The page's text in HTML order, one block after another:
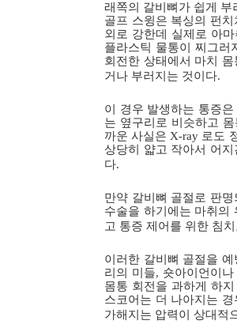
래쪽의 갈비뼈가 쉽게 부
골프 스윙은 복싱의 펀
외로 강한데 실제로 아
플라스틱 물통이 찌그러
회전한 상태에서 마치
거나 부러지는 것이다.
이 경우 발생하는 통증
는 옆구리로 비슷하고 몸
까운 사실은 X-ray 로도
상당히 얇고 작아서 어지
다.
만약 갈비뼈 골절로 판
수술을 하기에는 마취의
고 통증 제어를 위한 침치
이러한 갈비뼈 골절을
리의 미들, 숏아이언이
몸통 회전을 과하게 하
스코어는 더 나아지는 경
가해지는 압력이 상대적